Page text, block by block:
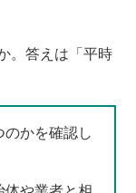
。答えは「平時
のかを確認し